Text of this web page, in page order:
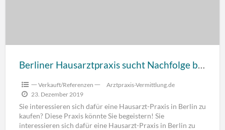
Berliner Hausarztpraxis sucht Nachfolge bis Mitte 2020, chirurgienah eingerichtet
一 Verkauft/Referenzen 一
Arztpraxis-Vermittlung.de
23. Dezember 2019
Sie interessieren sich dafür eine Hausarzt-Praxis in Berlin zu
kaufen? Diese Praxis könnte Sie begeistern! Sie
interessieren sich dafür eine Hausarzt-Praxis in Berlin zu